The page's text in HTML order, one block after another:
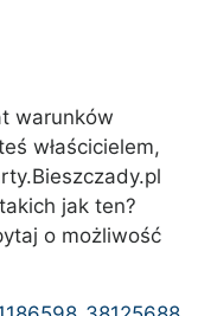
warunków
właścicielem,
jak ten?
o możliwość